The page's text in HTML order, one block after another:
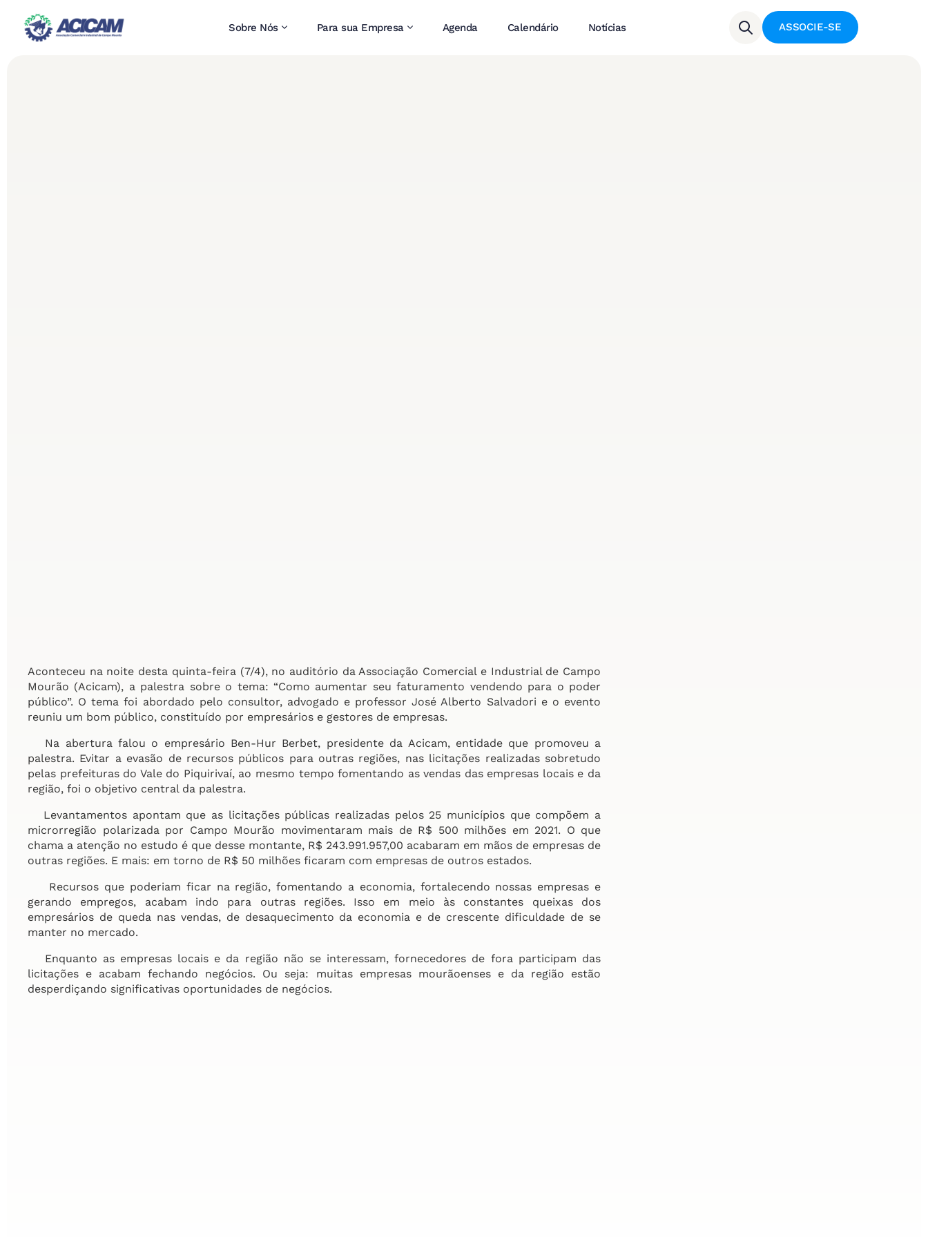
Sobre Nós Para sua Empresa Agenda Calendário Notícias ASSOCIE-SE
Aconteceu na noite desta quinta-feira (7/4), no auditório da Associação Comercial e Industrial de Campo
Mourão (Acicam), a palestra sobre o tema: “Como aumentar seu faturamento vendendo para o poder
público”. O tema foi abordado pelo consultor, advogado e professor José Alberto Salvadori e o evento
reuniu um bom público, constituído por empresários e gestores de empresas.
Na abertura falou o empresário Ben-Hur Berbet, presidente da Acicam, entidade que promoveu a
palestra. Evitar a evasão de recursos públicos para outras regiões, nas licitações realizadas sobretudo
pelas prefeituras do Vale do Piquirivaí, ao mesmo tempo fomentando as vendas das empresas locais e da
região, foi o objetivo central da palestra.
Levantamentos apontam que as licitações públicas realizadas pelos 25 municípios que compõem a
microrregião polarizada por Campo Mourão movimentaram mais de R$ 500 milhões em 2021. O que
chama a atenção no estudo é que desse montante, R$ 243.991.957,00 acabaram em mãos de empresas de
outras regiões. E mais: em torno de R$ 50 milhões ficaram com empresas de outros estados.
Recursos que poderiam ficar na região, fomentando a economia, fortalecendo nossas empresas e
gerando empregos, acabam indo para outras regiões. Isso em meio às constantes queixas dos
empresários de queda nas vendas, de desaquecimento da economia e de crescente dificuldade de se
manter no mercado.
Enquanto as empresas locais e da região não se interessam, fornecedores de fora participam das
licitações e acabam fechando negócios. Ou seja: muitas empresas mourãoenses e da região estão
desperdiçando significativas oportunidades de negócios.